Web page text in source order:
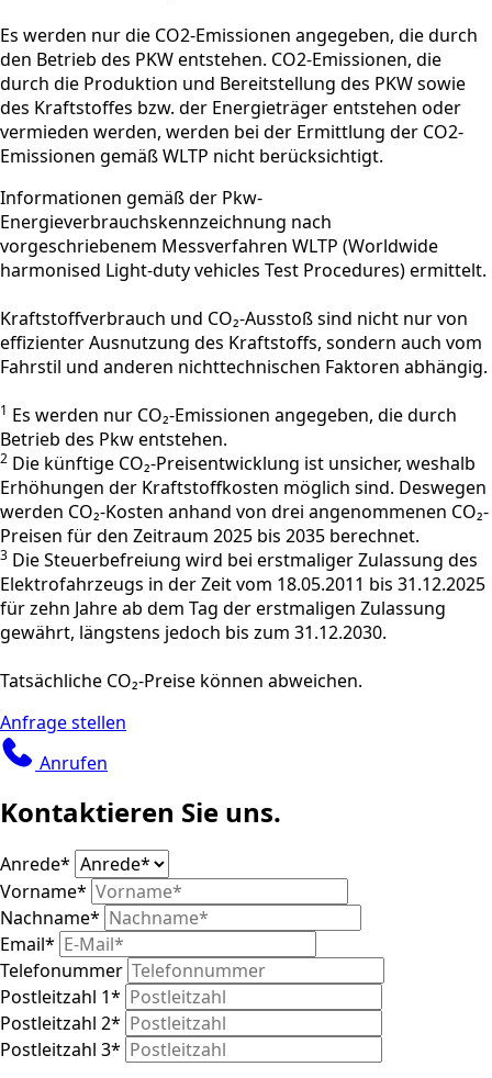
Es werden nur die CO2-Emissionen angegeben, die durch
den Betrieb des PKW entstehen. CO2-Emissionen, die
durch die Produktion und Bereitstellung des PKW sowie
des Kraftstoffes bzw. der Energieträger entstehen oder
vermieden werden, werden bei der Ermittlung der CO2-
Emissionen gemäß WLTP nicht berücksichtigt.
Informationen gemäß der Pkw-
Energieverbrauchskennzeichnung nach
vorgeschriebenem Messverfahren WLTP (Worldwide
harmonised Light-duty vehicles Test Procedures) ermittelt.
Kraftstoffverbrauch und CO₂-Ausstoß sind nicht nur von
effizienter Ausnutzung des Kraftstoffs, sondern auch vom
Fahrstil und anderen nichttechnischen Faktoren abhängig.
1 Es werden nur CO₂-Emissionen angegeben, die durch
Betrieb des Pkw entstehen.
2 Die künftige CO₂-Preisentwicklung ist unsicher, weshalb
Erhöhungen der Kraftstoffkosten möglich sind. Deswegen
werden CO₂-Kosten anhand von drei angenommenen CO₂-
Preisen für den Zeitraum 2025 bis 2035 berechnet.
3 Die Steuerbefreiung wird bei erstmaliger Zulassung des
Elektrofahrzeugs in der Zeit vom 18.05.2011 bis 31.12.2025
für zehn Jahre ab dem Tag der erstmaligen Zulassung
gewährt, längstens jedoch bis zum 31.12.2030.
Tatsächliche CO₂-Preise können abweichen.
Anfrage stellen
Anrufen
Kontaktieren Sie uns.
Anrede*
Vorname*
Nachname*
Email*
Telefonummer
Postleitzahl 1*
Postleitzahl 2*
Postleitzahl 3*